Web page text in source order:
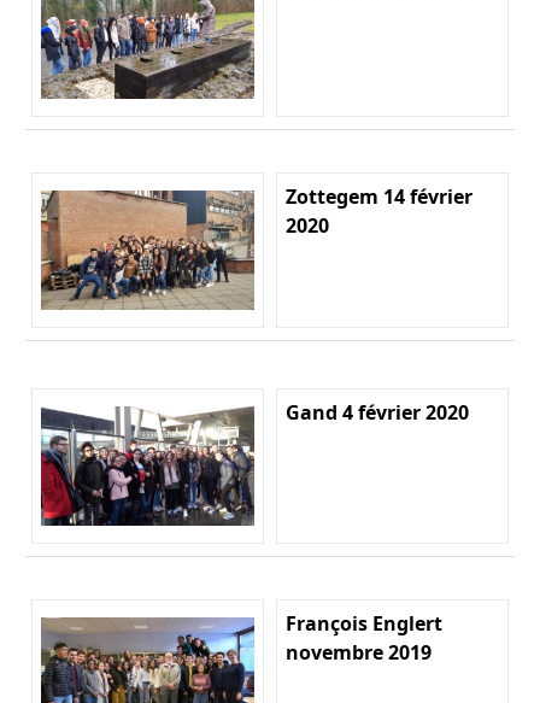
Zottegem 14 février
2020
Gand 4 février 2020
François Englert
novembre 2019